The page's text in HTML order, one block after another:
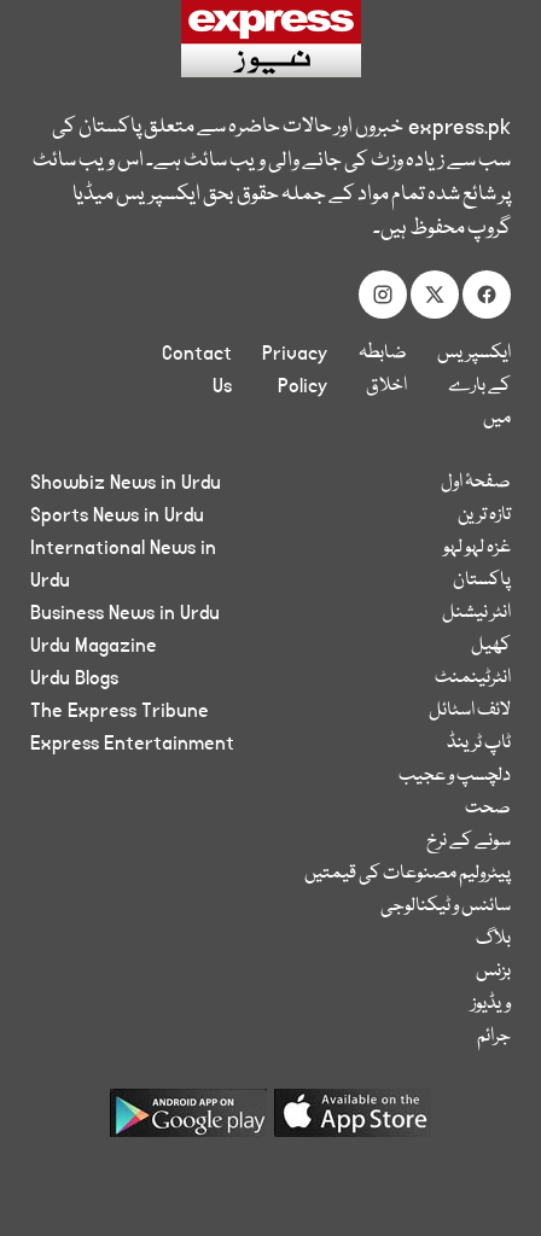
express.pkخبروں اور حالات حاضرہ سے متعلق پاکستان کی
سب سے زیادہ وزٹ کی جانے والی ویب سائٹ ہے۔ اس ویب سائٹ
پر شائع شدہ تمام مواد کے جملہ حقوق بحق ایکسپریس میڈیا
گروپ محفوظ ہیں۔
ایکسپریس
کے بارے
میں
ضابطہ
اخلاق
Privacy
Policy
Contact
Us
صفحۂ اول
تازہ ترین
غزہ لہو لہو
پاکستان
انٹر نیشنل
کھیل
انٹرٹینمنٹ
لائف اسٹائل
ٹاپ ٹرینڈ
دلچسپ و عجیب
صحت
سونے کے نرخ
پیٹرولیم مصنوعات کی قیمتیں
سائنس و ٹیکنالوجی
بلاگ
بزنس
ویڈیوز
جرائم
Showbiz News in Urdu
Sports News in Urdu
International News in
Urdu
Business News in Urdu
Urdu Magazine
Urdu Blogs
The Express Tribune
Express Entertainment